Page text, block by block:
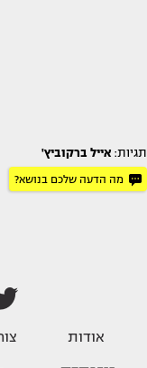
תגיות: אייל ברקוביץ'
מה הדעה שלכם בנושא?
אודות